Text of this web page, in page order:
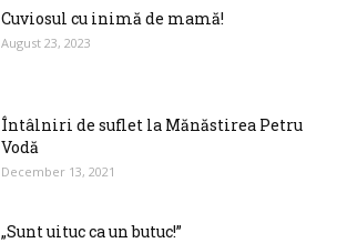
Cuviosul cu inimă de mamă!
August 23, 2023
Întâlniri de suflet la Mănăstirea Petru
Vodă
December 13, 2021
„Sunt uituc ca un butuc!”